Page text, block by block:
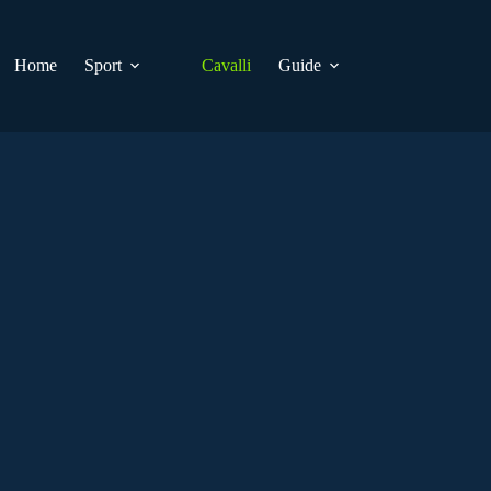
Home
Sport Cavalli Guide